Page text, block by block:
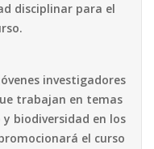
disciplinar para el
investigadores
trabajan en temas
biodiversidad en los
el curso